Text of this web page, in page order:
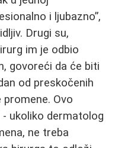
i ljubazno”,
Drugi su,
im je odbio
govoreći da će biti
od preskočenih
Ovo
ukoliko dermatolog
ne treba